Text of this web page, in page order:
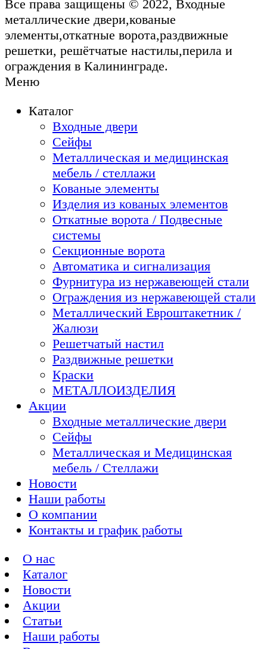
Все права защищены © 2022, Входные
металлические двери,кованые
элементы,откатные ворота,раздвижные
решетки, решётчатые настилы,перила и
ограждения в Калининграде.
Меню
Каталог
Входные двери
Сейфы
Металлическая и медицинская
мебель / стеллажи
Кованые элементы
Изделия из кованых элементов
Откатные ворота / Подвесные
системы
Секционные ворота
Автоматика и сигнализация
Фурнитура из нержавеющей стали
Ограждения из нержавеющей стали
Металлический Евроштакетник /
Жалюзи
Решетчатый настил
Раздвижные решетки
Краски
МЕТАЛЛОИЗДЕЛИЯ
Акции
Входные металлические двери
Сейфы
Металлическая и Медицинская
мебель / Стеллажи
Новости
Наши работы
О компании
Контакты и график работы
О нас
Каталог
Новости
Акции
Статьи
Наши работы